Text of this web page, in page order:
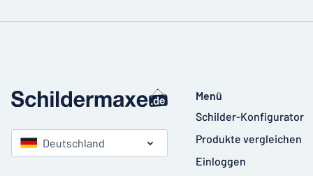
Deutschland
Menü
Schilder-Konfigurator
Produkte vergleichen
Einloggen